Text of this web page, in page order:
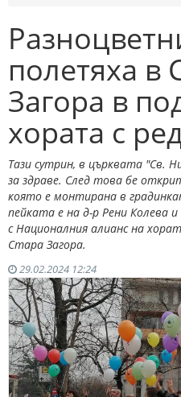
полетяха в
Загора в
хората с
Тази сутрин, в църквата "Св.
за здраве. След това бе
която е монтирана в
пейката е на д-р Рени Колева
с Националния алианс на
Стара Загора.
29.02.2024 12:24